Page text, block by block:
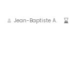
Jean-Baptiste A.